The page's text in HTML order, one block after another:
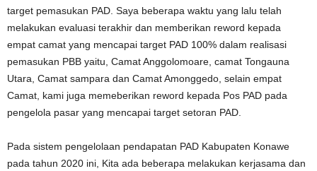
target pemasukan PAD. Saya beberapa waktu yang lalu telah
melakukan evaluasi terakhir dan memberikan reword kepada
empat camat yang mencapai target PAD 100% dalam realisasi
pemasukan PBB yaitu, Camat Anggolomoare, camat Tongauna
Utara, Camat sampara dan Camat Amonggedo, selain empat
Camat, kami juga memeberikan reword kepada Pos PAD pada
pengelola pasar yang mencapai target setoran PAD.
Pada sistem pengelolaan pendapatan PAD Kabupaten Konawe
pada tahun 2020 ini, Kita ada beberapa melakukan kerjasama dan